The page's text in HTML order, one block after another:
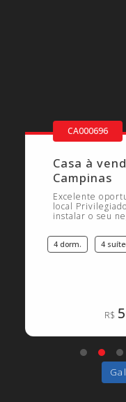
CA000696
Casa à
Campinas
Excelente
local
instalar o seu
4 dorm. 4